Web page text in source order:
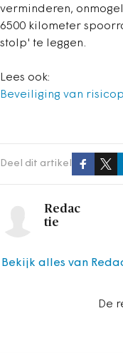
verminderen,
6500 kilometer
stolp' te leggen.
Lees ook:
Beveiliging van
Deel dit artikel
Redac
tie
De
Bekijk alles van